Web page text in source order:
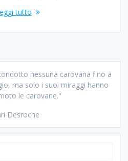
tutto
nessuna carovana fino a
ma solo i suoi miraggi hanno
le carovane."
Desroche